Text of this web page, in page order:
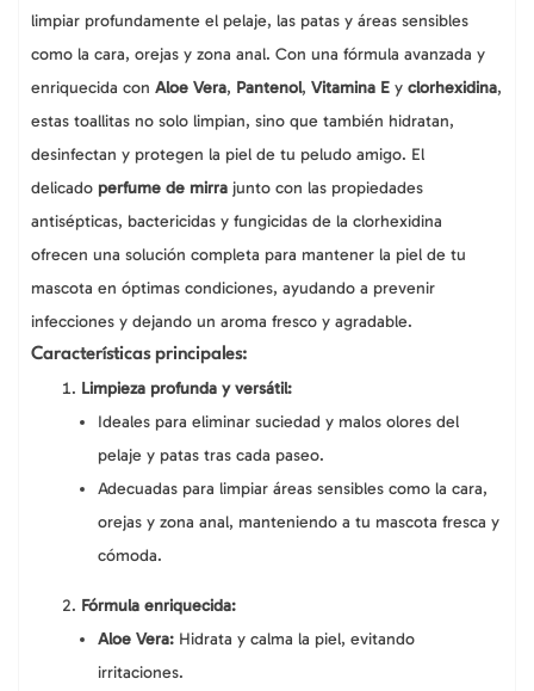
limpiar profundamente el pelaje, las patas y áreas sensibles
como la cara, orejas y zona anal. Con una fórmula avanzada y
enriquecida con Aloe Vera, Pantenol, Vitamina E y clorhexidina,
estas toallitas no solo limpian, sino que también hidratan,
desinfectan y protegen la piel de tu peludo amigo. El
delicado perfume de mirra junto con las propiedades
antisépticas, bactericidas y fungicidas de la clorhexidina
ofrecen una solución completa para mantener la piel de tu
mascota en óptimas condiciones, ayudando a prevenir
infecciones y dejando un aroma fresco y agradable.
Características principales:
Limpieza profunda y versátil:
Ideales para eliminar suciedad y malos olores del
pelaje y patas tras cada paseo.
Adecuadas para limpiar áreas sensibles como la cara,
orejas y zona anal, manteniendo a tu mascota fresca y
cómoda.
Fórmula enriquecida:
Aloe Vera: Hidrata y calma la piel, evitando
irritaciones.